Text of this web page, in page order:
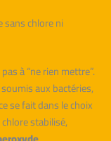
chlore ni
à “ne rien mettre”.
aux bactéries,
se fait dans le choix
stabilisé,